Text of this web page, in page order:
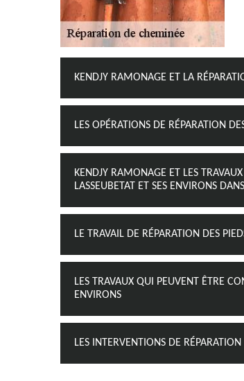
KENDJY RAMONAGE ET LA
LES OPÉRATIONS DE RÉPARATION
KENDJY RAMONAGE ET LES
LASSEUBETAT ET SES ENVIRONS
LE TRAVAIL DE RÉPARATION DES
LES TRAVAUX QUI PEUVENT ÊTRE
ENVIRONS
LES INTERVENTIONS DE